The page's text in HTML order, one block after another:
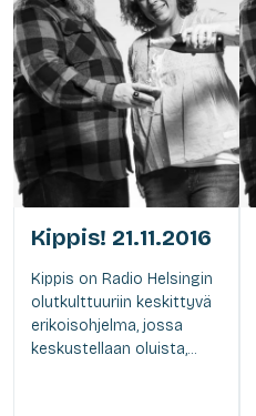
Kippis! 21.11.2016
Kippis on Radio Helsingin
olutkulttuuriin keskittyvä
erikoisohjelma, jossa
keskustellaan oluista,...